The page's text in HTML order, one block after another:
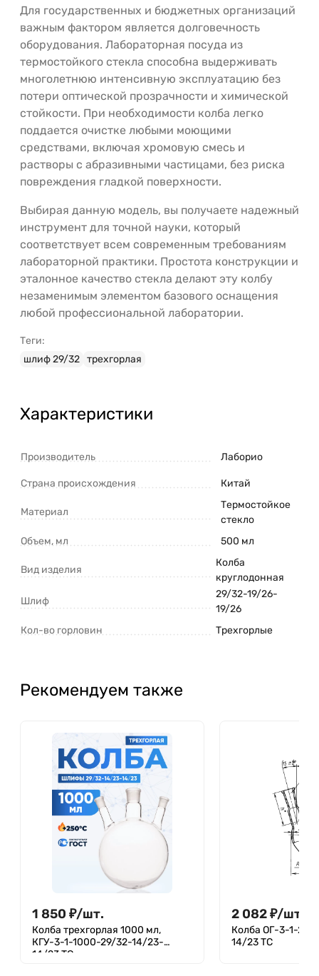
Для государственных и бюджетных организаций
важным фактором является долговечность
оборудования. Лабораторная посуда из
термостойкого стекла способна выдерживать
многолетнюю интенсивную эксплуатацию без
потери оптической прозрачности и химической
стойкости. При необходимости колба легко
поддается очистке любыми моющими
средствами, включая хромовую смесь и
растворы с абразивными частицами, без риска
повреждения гладкой поверхности.
Выбирая данную модель, вы получаете надежный
инструмент для точной науки, который
соответствует всем современным требованиям
лабораторной практики. Простота конструкции и
эталонное качество стекла делают эту колбу
незаменимым элементом базового оснащения
любой профессиональной лаборатории.
Теги:
шлиф 29/32 трехгорлая
Характеристики
Производитель Лаборио
Страна происхождения Китай
Материал
Термостойкое
стекло
Объем, мл
500 мл
Вид изделия
Колба
круглодонная
Шлиф
29/32-19/26-
19/26
Кол-во горловин
Трехгорлые
Рекомендуем также
1 850 ₽/шт.
Колба трехгорлая 1000 мл,
КГУ-3-1-1000-29/32-14/23-
14/23 ТС
2 082₽/шт.
Колба ОГ-3-1-
14/23 ТС